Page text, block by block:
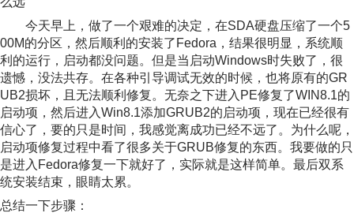
今天早上，做了一个艰难的决定，在SDA硬盘压缩了一个5
00M的分区，然后顺利的安装了Fedora，结果很明显，系统顺
利的运行，启动都没问题。但是当启动Windows时失败了，很
遗憾，没法共存。在各种引导调试无效的时候，也将原有的GR
UB2损坏，且无法顺利修复。无奈之下进入PE修复了WIN8.1的
启动项，然后进入Win8.1添加GRUB2的启动项，现在已经很有
信心了，要的只是时间，我感觉离成功已经不远了。为什么呢，
启动项修复过程中看了很多关于GRUB修复的东西。我要做的只
是进入Fedora修复一下就好了，实际就是这样简单。最后双系
统安装结束，眼睛太累。
总结一下步骤：